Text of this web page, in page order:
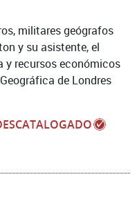
militares geógrafos
y su asistente, el
y recursos económicos
de Londres